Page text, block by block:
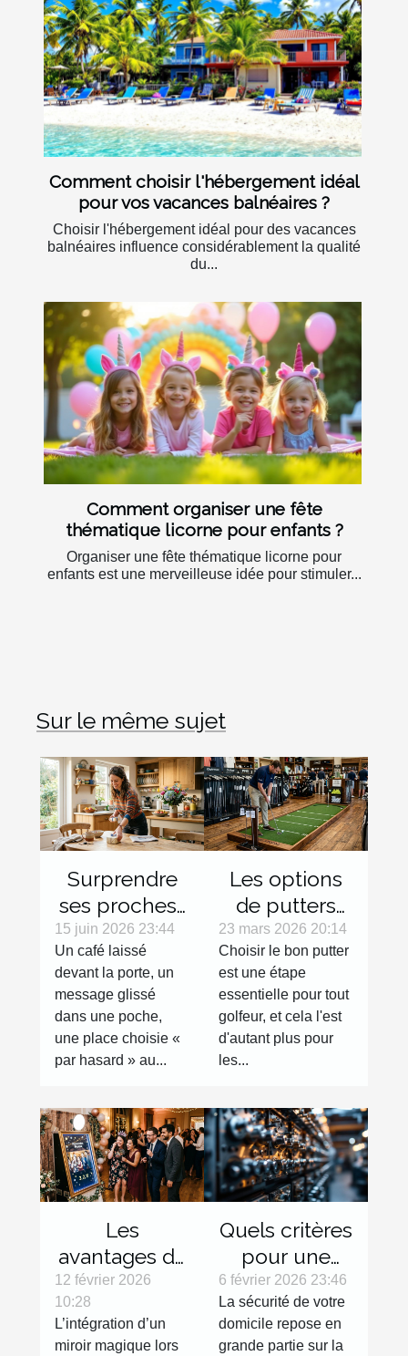
Comment choisir l'hébergement idéal
pour vos vacances balnéaires ?
Choisir l'hébergement idéal pour des vacances
balnéaires influence considérablement la qualité
du...
Comment organiser une fête
thématique licorne pour enfants ?
Organiser une fête thématique licorne pour
enfants est une merveilleuse idée pour stimuler...
Sur le même sujet
Surprendre
ses proches :
micro-
surprises du
quotidien
15 juin 2026 23:44
Un café laissé
devant la porte, un
message glissé
dans une poche,
une place choisie «
par hasard » au...
Les options
de putters
pour
gauchers :
Avantages et
sélection
23 mars 2026 20:14
Choisir le bon putter
est une étape
essentielle pour tout
golfeur, et cela l'est
d'autant plus pour
les...
Les
avantages de
l'intégration
d'un miroir
magique lors
12 février 2026
10:28
L’intégration d’un
miroir magique lors
Quels critères
pour une
serrure haute
sécurité
efficace ?
6 février 2026 23:46
La sécurité de votre
domicile repose en
grande partie sur la